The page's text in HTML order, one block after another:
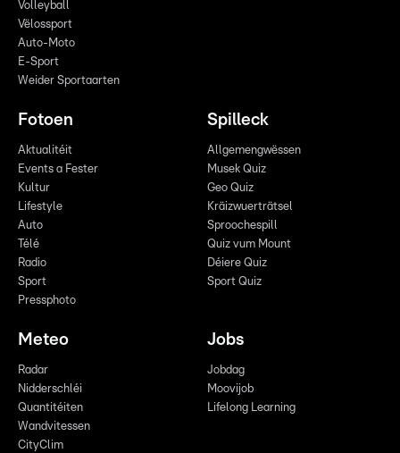
Volleyball
Vëlossport
Auto-Moto
E-Sport
Weider Sportaarten
Fotoen
Aktualitéit
Events a Fester
Kultur
Lifestyle
Auto
Télé
Radio
Sport
Pressphoto
Spilleck
Allgemengwëssen
Musek Quiz
Geo Quiz
Kräizwuerträtsel
Sproochespill
Quiz vum Mount
Déiere Quiz
Sport Quiz
Meteo
Radar
Nidderschléi
Quantitéiten
Wandvitessen
CityClim
Jobs
Jobdag
Moovijob
Lifelong Learning